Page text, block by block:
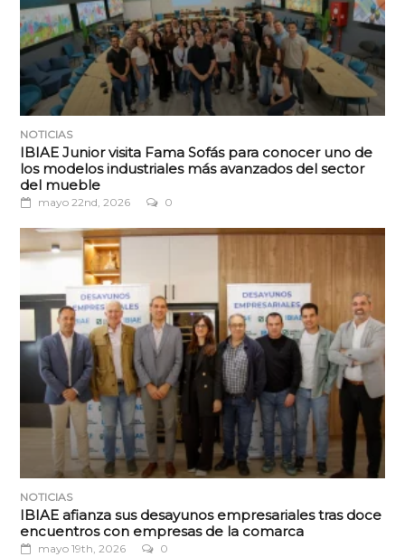
NOTICIAS
IBIAE Junior visita Fama Sofás para conocer uno de
los modelos industriales más avanzados del sector
del mueble
mayo 22nd, 2026 0
NOTICIAS
IBIAE afianza sus desayunos empresariales tras doce
encuentros con empresas de la comarca
mayo 19th, 2026 0